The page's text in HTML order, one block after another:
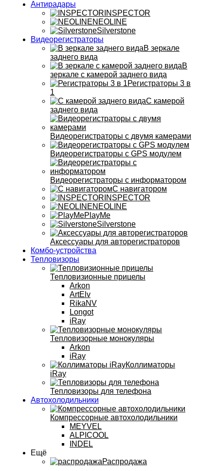
Антирадары
INSPECTOR
NEOLINE
Silverstone
Видеорегистраторы
В зеркале
заднего вида
В
зеркале с камерой заднего вида
Регистраторы 3 в
1
С камерой
заднего вида
Видеорегистраторы с двумя камерами
Видеорегистраторы с GPS модулем
Видеорегистраторы с информатором
С навигатором
INSPECTOR
NEOLINE
PlayMe
Silverstone
Аксессуары для авторегистраторов
Комбо-устройства
Тепловизоры
Тепловизионные прицелы
Arkon
ArtElv
RikaNV
Longot
iRay
Тепловизорные монокуляры
Arkon
iRay
Коллиматоры
iRay
Тепловизоры для телефона
Автохолодильники
Компрессорные автохолодильники
MEYVEL
ALPICOOL
INDEL
Ещё
Распродажа